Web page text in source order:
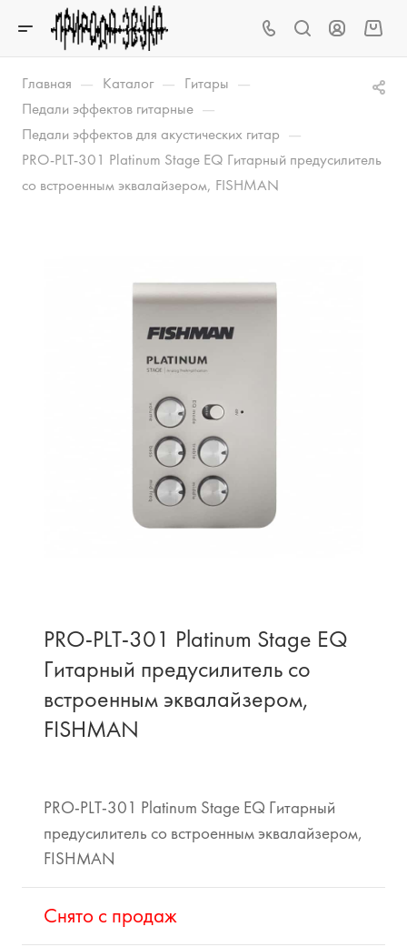
Главная — Каталог — Гитары —
Педали эффектов гитарные —
Педали эффектов для акустических гитар —
PRO-PLT-301 Platinum Stage EQ Гитарный предусилитель
со встроенным эквалайзером, FISHMAN
PRO-PLT-301 Platinum Stage EQ
Гитарный предусилитель со
встроенным эквалайзером,
FISHMAN
PRO-PLT-301 Platinum Stage EQ Гитарный
предусилитель со встроенным эквалайзером,
FISHMAN
Cнято с продаж